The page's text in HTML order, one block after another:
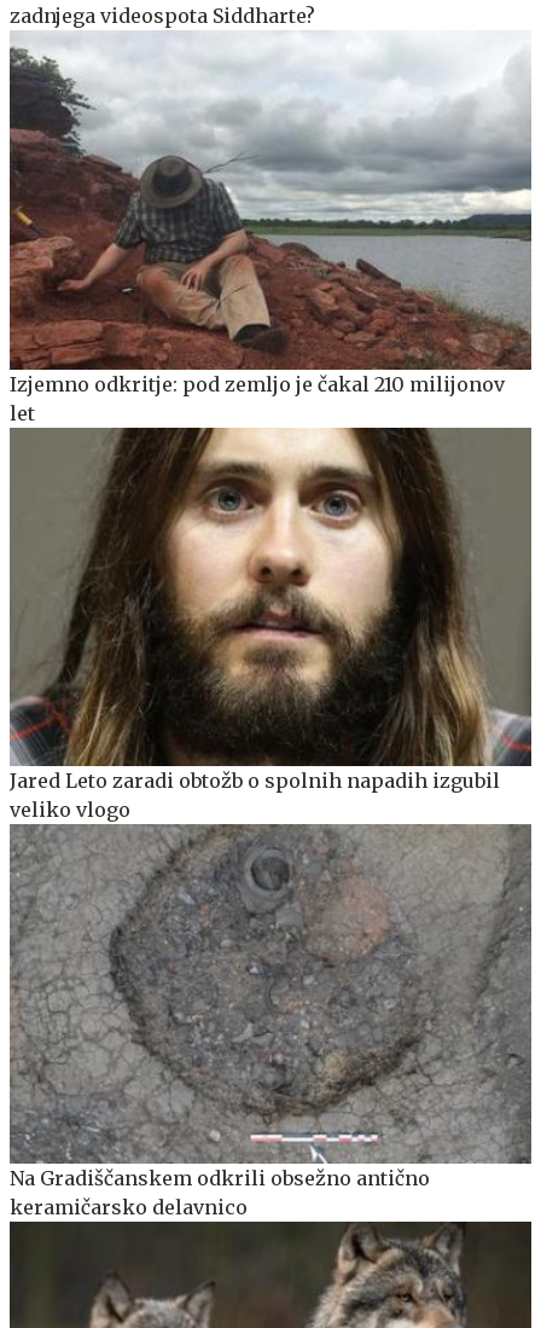
zadnjega videospota Siddharte?
Izjemno odkritje: pod zemljo je čakal 210 milijonov
let
Jared Leto zaradi obtožb o spolnih napadih izgubil
veliko vlogo
Na Gradiščanskem odkrili obsežno antično
keramičarsko delavnico